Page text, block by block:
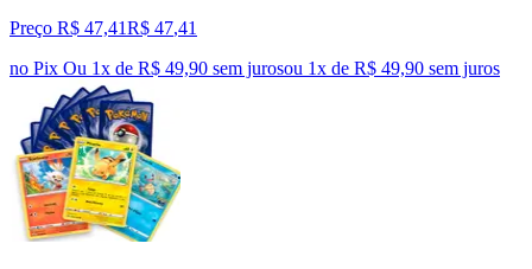
Preço R$ 47,41R$ 47,41
no Pix Ou 1x de R$ 49,90 sem jurosou 1x de R$ 49,90 sem juros